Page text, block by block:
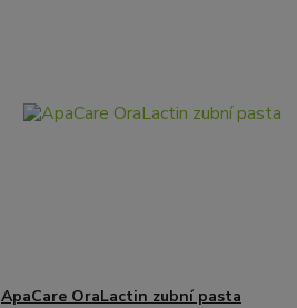
ApaCare OraLactin zubní pasta